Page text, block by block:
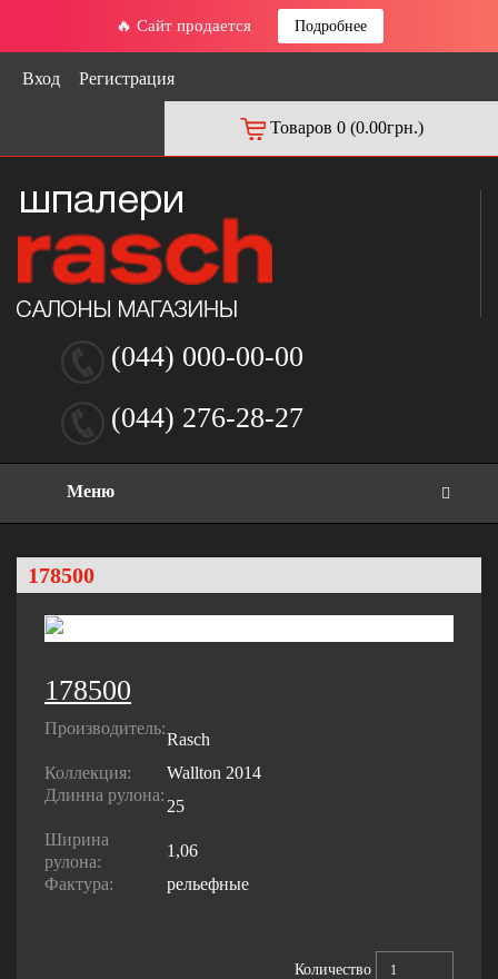
🔥 Сайт продается Подробнее
Вход Регистрация
Товаров 0 (0.00грн.)
(044) 000-00-00
(044) 276-28-27
Меню
178500
178500
Производитель:
Rasch
Коллекция:
Wallton 2014
Длинна рулона:
25
Ширина
рулона:
1,06
Фактура:
рельефные
Количество